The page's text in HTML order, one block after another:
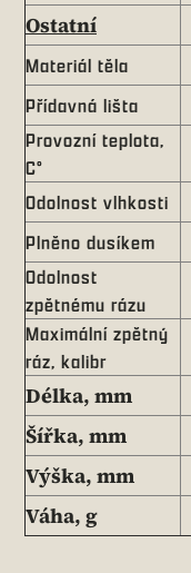
Ostatní
Materiál těla
Přídavná lišta
Provozní teplota,
C°
Odolnost vlhkosti
Plněno dusíkem
Odolnost
zpětnému rázu
Maximální zpětný
ráz, kalibr
Délka, mm
Šířka, mm
Výška, mm
Váha, g